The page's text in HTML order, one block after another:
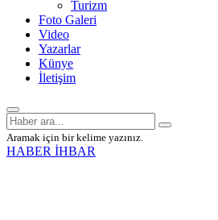
Turizm
Foto Galeri
Video
Yazarlar
Künye
İletişim
Aramak için bir kelime yazınız.
HABER İHBAR